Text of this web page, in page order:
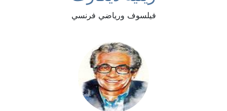
فيلسوف ورياضي فرنسي